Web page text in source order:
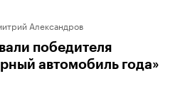
Александров
победителя
автомобиль года»